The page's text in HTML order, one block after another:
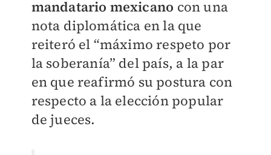
mandatario mexicano con una
nota diplomática en la que
reiteró el “máximo respeto por
la soberanía” del país, a la par
en que reafirmó su postura con
respecto a la elección popular
de jueces.